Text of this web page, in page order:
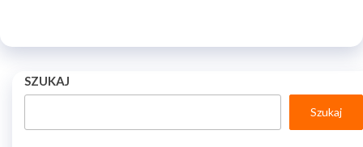
SZUKAJ
Szukaj